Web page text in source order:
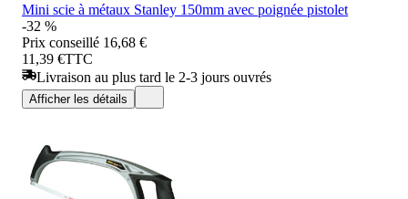
Mini scie à métaux Stanley 150mm avec poignée pistolet
-32 %
Prix conseillé 16,68 €
11,39 €TTC
Livraison au plus tard le 2-3 jours ouvrés
Afficher les détails